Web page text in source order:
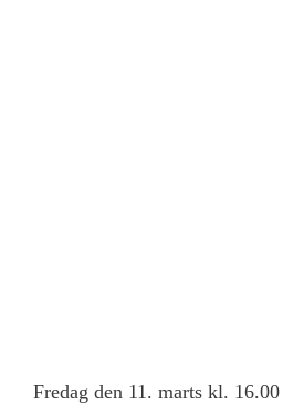
Fredag den 11. marts kl.